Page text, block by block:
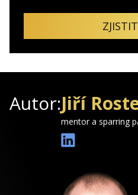
Autor:Jiří
mentor a sparring